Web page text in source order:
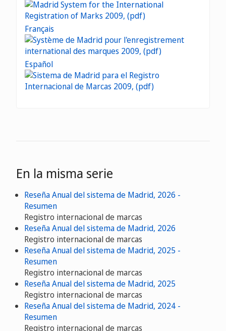
Français
Español
En la misma serie
Reseña Anual del sistema de Madrid, 2026 -
Resumen
Registro internacional de marcas
Reseña Anual del sistema de Madrid, 2026
Registro internacional de marcas
Reseña Anual del sistema de Madrid, 2025 -
Resumen
Registro internacional de marcas
Reseña Anual del sistema de Madrid, 2025
Registro internacional de marcas
Reseña Anual del sistema de Madrid, 2024 -
Resumen
Registro internacional de marcas